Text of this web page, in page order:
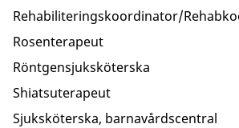
Rehabiliteringskoordinator/
Rosenterapeut
Röntgensjuksköterska
Shiatsuterapeut
Sjuksköterska, barnavårdscentral